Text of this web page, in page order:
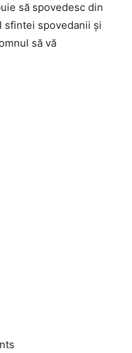
să spovedesc din
sfintei spovedanii și
să vă